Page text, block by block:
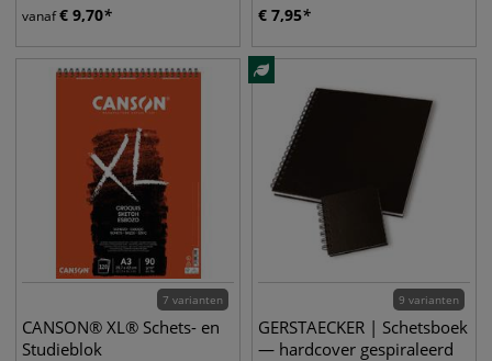
vanaf€ 9,70 € 7,95
7 varianten
CANSON® XL® Schets- en
Studieblok
9 varianten
GERSTAECKER | Schetsboek
— hardcover gespiraleerd